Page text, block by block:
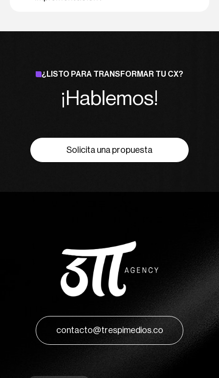
¿LISTO PARA TRANSFORMAR TU CX?
¡Hablemos!
Solicita una propuesta
contacto@trespimedios.co